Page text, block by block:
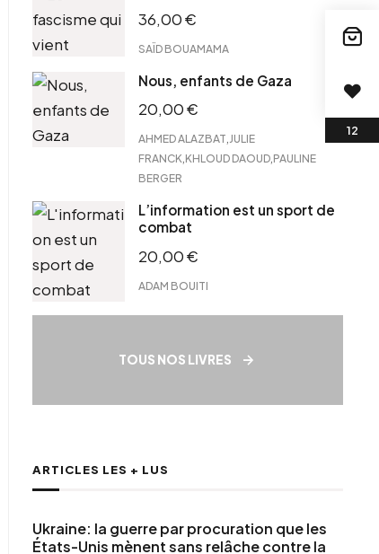
36,00€
SAÏD BOUAMAMA
Nous, enfants de Gaza
20,00€
AHMED ALAZBAT JULIE
FRANCK KHLOUD DAOUD PAULINE
BERGER
L’information est un sport de
combat
20,00€
ADAM BOUITI
TOUS NOS LIVRES
ARTICLES LES + LUS
Ukraine: la guerre par procuration que les
États-Unis mènent sans relâche contre la